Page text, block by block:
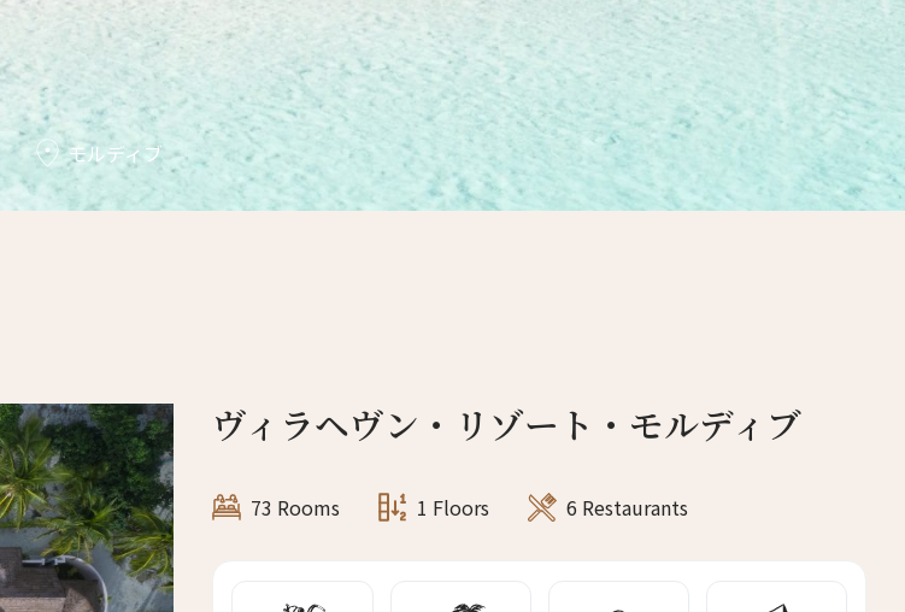
4人
5人
6人
7人
11人
13人
3人
4人
6人
10人
12人
モルディブ
ヴィラヘヴン・リゾート・モルディブ
73 Rooms 1 Floors 6 Restaurants